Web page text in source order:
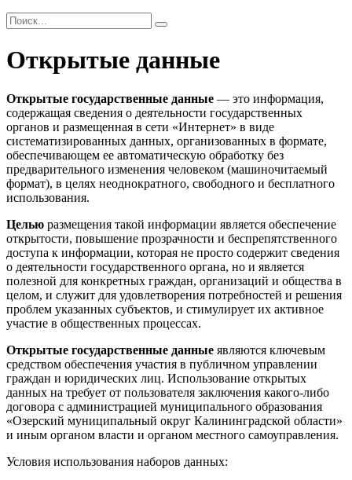
Открытые данные
Открытые государственные данные — это информация,
содержащая сведения о деятельности государственных
органов и размещенная в сети «Интернет» в виде
систематизированных данных, организованных в формате,
обеспечивающем ее автоматическую обработку без
предварительного изменения человеком (машиночитаемый
формат), в целях неоднократного, свободного и бесплатного
использования.
Целью размещения такой информации является обеспечение
открытости, повышение прозрачности и беспрепятственного
доступа к информации, которая не просто содержит сведения
о деятельности государственного органа, но и является
полезной для конкретных граждан, организаций и общества в
целом, и служит для удовлетворения потребностей и решения
проблем указанных субъектов, и стимулирует их активное
участие в общественных процессах.
Открытые государственные данные являются ключевым
средством обеспечения участия в публичном управлении
граждан и юридических лиц. Использование открытых
данных на требует от пользователя заключения какого-либо
договора с администрацией муниципального образования
«Озерский муниципальный округ Калининградской области»
и иным органом власти и органом местного самоуправления.
Условия использования наборов данных: